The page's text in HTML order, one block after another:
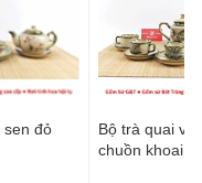
sen đỏ
Bộ trà quai
chuồn khoai